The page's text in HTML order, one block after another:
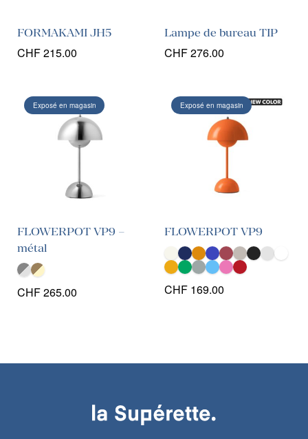
FORMAKAMI JH5
CHF215.00
Lampe de bureau TIP
CHF276.00
FLOWERPOT VP9 –
métal
CHF265.00
Exposé en magasin
FLOWERPOT VP9
CHF 169.00
Exposé en magasin